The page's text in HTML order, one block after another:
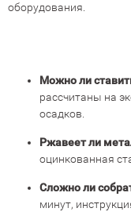
оборудования.
Можно ли
рассчитаны на
осадков.
Ржавеет ли
оцинкованная
Сложно ли
минут,